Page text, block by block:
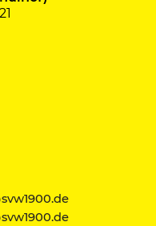
svw1900.de